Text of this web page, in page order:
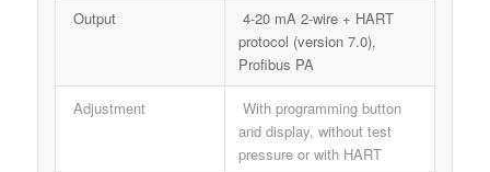
Output
4-20 mA 2-wire + HART
protocol (version 7.0),
Profibus PA
Adjustment
With programming button
and display, without test
pressure or with HART